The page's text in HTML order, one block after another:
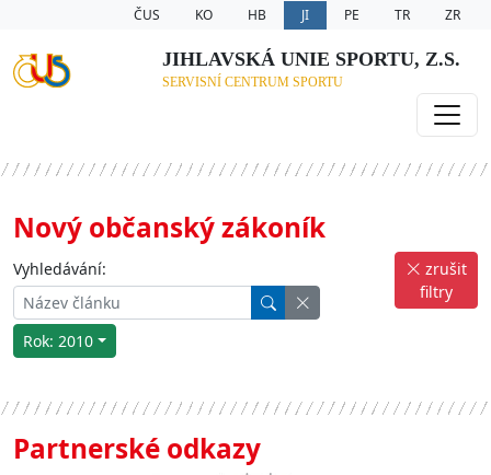
ČUS KO HB JI PE TR ZR
JIHLAVSKÁ UNIE SPORTU, Z.S.
SERVISNÍ CENTRUM SPORTU
Nový občanský zákoník
Vyhledávání:
Rok: 2010
zrušit
filtry
Partnerské odkazy